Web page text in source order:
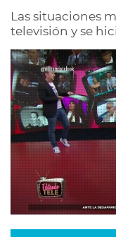
Las situaciones
televisión y se